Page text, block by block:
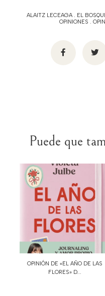
ALAITZ LECEAGA. EL
OPINIONES .
Puede que
OPINIÓN DE «EL AÑO DE LAS
FLORES» D...